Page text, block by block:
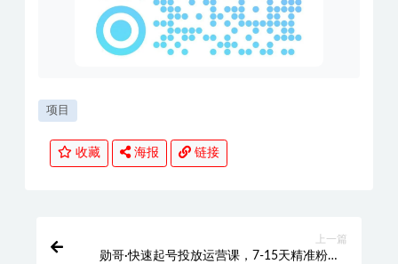
项目
收藏 海报 链接
上一篇
勋哥·快速起号投放运营课，7-15天精准粉丝1